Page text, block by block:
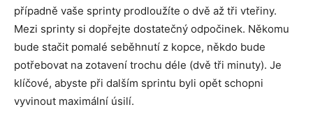
případně vaše sprinty prodloužíte o dvě až tři vteřiny.
Mezi sprinty si dopřejte dostatečný odpočinek. Někomu
bude stačit pomalé seběhnutí z kopce, někdo bude
potřebovat na zotavení trochu déle (dvě tři minuty). Je
klíčové, abyste při dalším sprintu byli opět schopni
vyvinout maximální úsilí.